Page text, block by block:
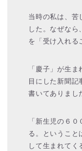
当時の私は、苦
した。なぜなら
を「受け入れる
「慶子」が生
目にした新聞記
書いてありまし
「新生児の６
る。ということ
して生まれてく